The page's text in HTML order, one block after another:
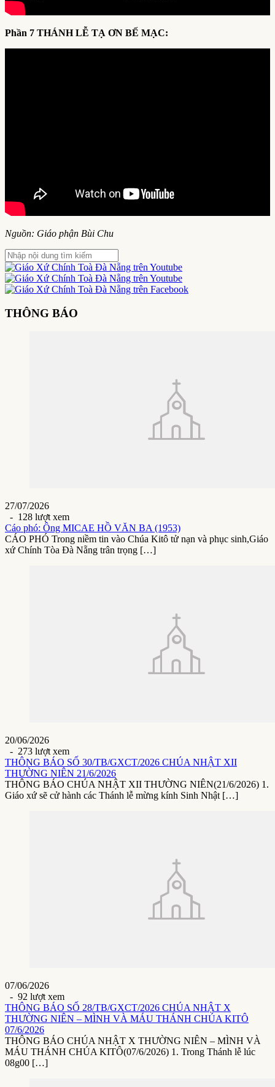
Phần 7 THÁNH LỄ TẠ ƠN BẾ MẠC:
Nguồn: Giáo phận Bùi Chu
THÔNG BÁO
27/07/2026
- 128 lượt xem
Cáo phó: Ông MICAE HỒ VĂN BA (1953)
CÁO PHÓ Trong niềm tin vào Chúa Kitô tử nạn và phục sinh,Giáo
xứ Chính Tòa Đà Nẵng trân trọng […]
20/06/2026
- 273 lượt xem
THÔNG BÁO SỐ 30/TB/GXCT/2026 CHÚA NHẬT XII
THƯỜNG NIÊN 21/6/2026
THÔNG BÁO CHÚA NHẬT XII THƯỜNG NIÊN(21/6/2026) 1.
Giáo xứ sẽ cử hành các Thánh lễ mừng kính Sinh Nhật […]
07/06/2026
- 92 lượt xem
THÔNG BÁO SỐ 28/TB/GXCT/2026 CHÚA NHẬT X
THƯỜNG NIÊN – MÌNH VÀ MÁU THÁNH CHÚA KITÔ
07/6/2026
THÔNG BÁO CHÚA NHẬT X THƯỜNG NIÊN – MÌNH VÀ
MÁU THÁNH CHÚA KITÔ(07/6/2026) 1. Trong Thánh lễ lúc
08g00 […]